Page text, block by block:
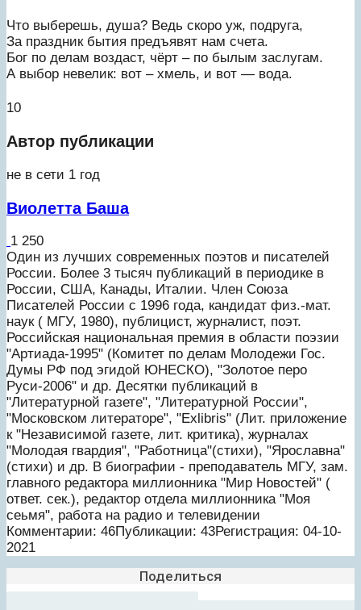
Что выберешь, душа? Ведь скоро уж, подруга,
За праздник бытия предъявят нам счета.
Бог по делам воздаст, чёрт – по былым заслугам.
А выбор невелик: вот – хмель, и вот — вода.
10
Автор публикации
не в сети 1 год
Виолетта Баша
1 250
Один из лучших современных поэтов и писателей
России. Более 3 тысяч публикаций в периодике в
России, США, Канады, Италии. Член Союза
Писателей России с 1996 года, кандидат физ.-мат.
наук ( МГУ, 1980), публицист, журналист, поэт.
Российская национальная премия в области поэзии
"Артиада-1995" (Комитет по делам Молодежи Гос.
Думы РФ под эгидой ЮНЕСКО), "Золотое перо
Руси-2006" и др. Десятки публикаций в
"Литературной газете", "Литературной России",
"Московском литераторе", "Exlibris" (Лит. приложение
к "Независимой газете, лит. критика), журналах
"Молодая гвардия", "Работница"(стихи), "Ярославна"
(стихи) и др. В биографии - преподаватель МГУ, зам.
главного редактора миллионника "Мир Новостей" (
ответ. сек.), редактор отдела миллионника "Моя
сеьмя", работа на радио и телевидении
Комментарии: 46Публикации: 43Регистрация: 04-10-
2021
Поделиться